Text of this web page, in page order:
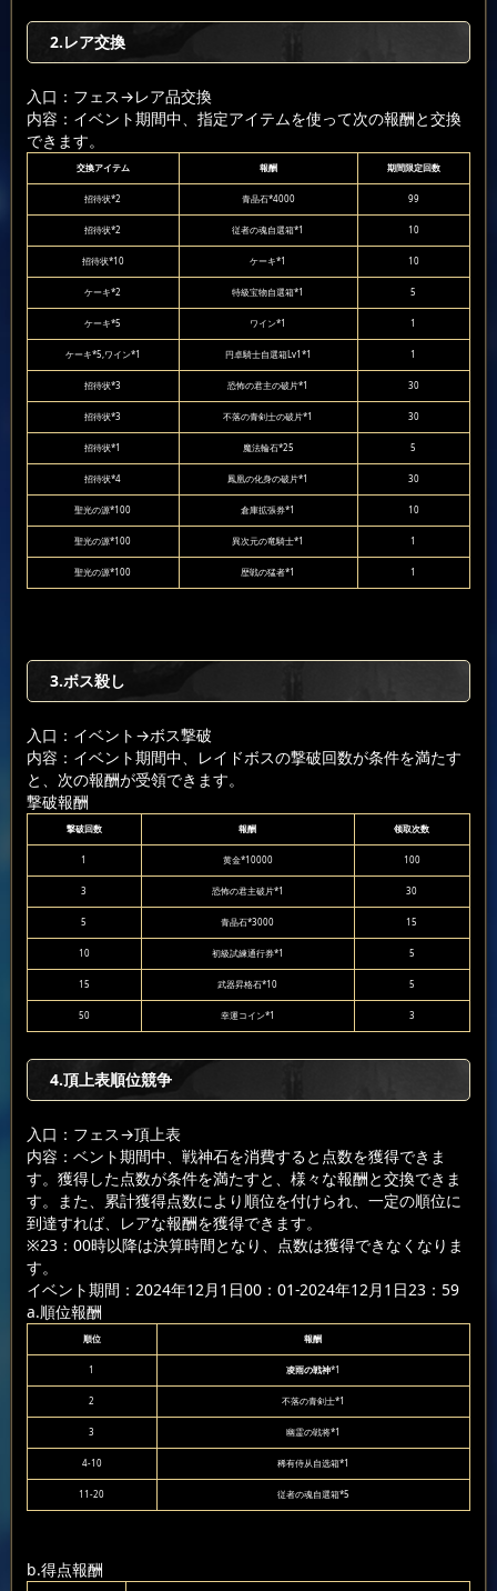
2.レア交換
入口：フェス→レア品交換
内容：イベント期間中、指定アイテムを使って次の報酬と交換
できます。
交換アイテム 報酬 期間限定回数
招待状*2 青晶石*4000 99
招待状*2 従者の魂自選箱*1 10
招待状*10 ケーキ*1 10
ケーキ*2 特級宝物自選箱*1 5
ケーキ*5 ワイン*1 1
ケーキ*5,ワイン*1 円卓騎士自選箱Lv1*1 1
招待状*3 恐怖の君主の破片*1 30
招待状*3 不落の青剣士の破片*1 30
招待状*1 魔法輪石*25 5
招待状*4 鳳凰の化身の破片*1 30
聖光の源*100 倉庫拡張券*1 10
聖光の源*100 異次元の竜騎士*1 1
聖光の源*100 歴戦の猛者*1 1
3.ボス殺し
入口：イベント →ボス撃破
内容：イベント期間中、レイドボスの撃破回数が条件を満たす
と、次の報酬が受領できます。
撃破報酬
撃破回数 報酬 领取次数
1 黄金*10000 100
3 恐怖の君主破片*1 30
5 青晶石*3000 15
10 初級試練通行券*1 5
15 武器昇格石*10 5
50 幸運コイン*1 3
4.頂上表順位競争
入口：フェス→頂上表
内容：ベント期間中、戦神石を消費すると点数を獲得できま
す。獲得した点数が条件を満たすと、様々な報酬と交換できま
す。また、累計獲得点数により順位を付けられ、一定の順位に
到達すれば、レアな報酬を獲得できます。
※23：00時以降は決算時間となり、点数は獲得できなくなりま
す。
イベント期間：2024年12月1日00：01-2024年12月1日23：59
a.順位報酬
順位 報酬
1 凌雨の戦神*1
2 不落の青剣士*1
3 幽霊の戦将*1
4-10 稀有侍从自选箱*1
11-20 従者の魂自選箱*5
b.得点報酬